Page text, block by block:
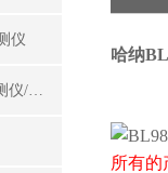
仪
在线氨氮分析仪/在线氨氮检测仪/氨氮变送器
哈纳
所有